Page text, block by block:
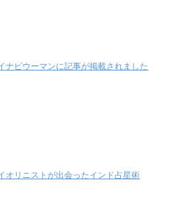
ナビウーマンに記事が掲載されました
オリニストが出会ったインド占星術